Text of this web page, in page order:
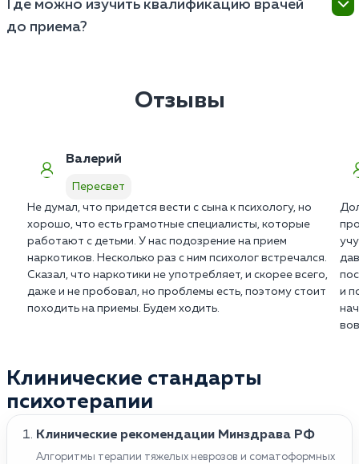
строго конфиденциально. Внешние запросы от
ПНД или МВД отклоняются на основании
Где можно изучить квалификацию врачей
до приема?
врачей. Вся документация клиники в Пересвете
Отзывы
Валерий
Пересвет
Не думал, что придется вести с сына к психологу, но
хорошо, что есть грамотные специалисты, которые
работают с детьми. У нас подозрение на прием
наркотиков. Несколько раз с ним психолог встречался.
Сказал, что наркотики не употребляет, и скорее всего,
даже и не пробовал, но проблемы есть, поэтому стоит
походить на приемы. Будем ходить.
и
Клинические стандарты
психотерапии
Клинические рекомендации Минздрава РФ
Алгоритмы терапии тяжелых неврозов и соматоформных